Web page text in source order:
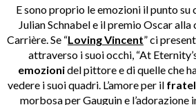
E sono proprio le emozioni il punto
Julian Schnabel e il premio Oscar
Carrière. Se “Loving Vincent” ci
attraverso i suoi occhi, “At
emozionidel pittore e di quelle che
vedere i suoi quadri. L’amore per il
morbosa per Gauguin e l’adorazione